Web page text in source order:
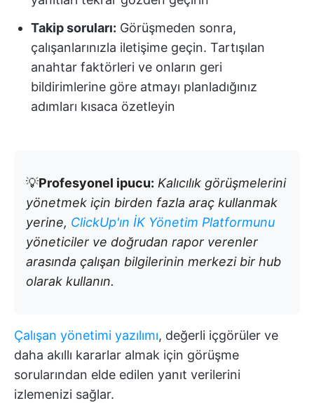
Takip soruları: Görüşmeden sonra,
çalışanlarınızla iletişime geçin. Tartışılan
anahtar faktörleri ve onların geri
bildirimlerine göre atmayı planladığınız
adımları kısaca özetleyin
💡Profesyonel ipucu: Kalıcılık görüşmelerini
yönetmek için birden fazla araç kullanmak
yerine, ClickUp'ın İK Yönetim Platformunu
yöneticiler ve doğrudan rapor verenler
arasında çalışan bilgilerinin merkezi bir hub
olarak kullanın.
Çalışan yönetimi yazılımı, değerli içgörüler ve
daha akıllı kararlar almak için görüşme
sorularından elde edilen yanıt verilerini
izlemenizi sağlar.